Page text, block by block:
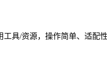
具/资源，操作简单、适配